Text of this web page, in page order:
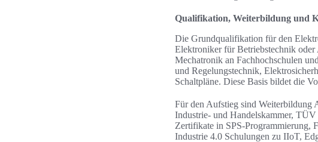
Qualifikation, Weiterbildung und
Die Grundqualifikation für den
Elektroniker für Betriebstechnik
Mechatronik an Fachhochschulen
und Regelungstechnik,
Schaltpläne. Diese Basis bildet die
Für den Aufstieg sind Weiterbildung
Industrie- und Handelskammer,
Zertifikate in SPS-Programmierung,
Industrie 4.0 Schulungen zu IIoT,